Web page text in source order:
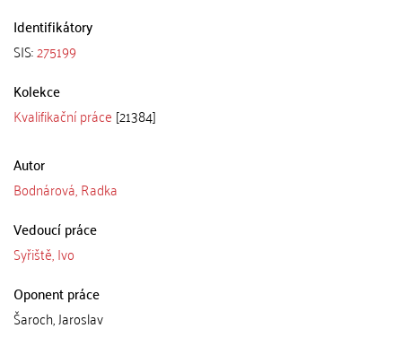
Identifikátory
SIS:275199
Kolekce
Kvalifikační práce [21384]
Autor
Bodnárová, Radka
Vedoucí práce
Syřiště, Ivo
Oponent práce
Šaroch, Jaroslav